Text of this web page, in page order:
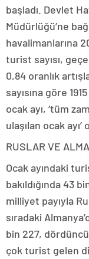
başladı. Devlet
Müdürlüğü’ne
havalimanlarına
turist sayısı,
0,84 oranlık
sayısına göre
ocak ayı, ‘tüm
ulaşılan ocak
RUSLAR VE
Ocak ayındaki
bakıldığında 43
milliyet payıyla
sıradaki
bin 227,
çok turist gelen